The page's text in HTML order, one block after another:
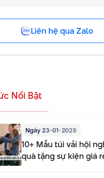
Liên hệ qua Zalo
Nổi Bật
Ngày 23-01-2025
10+ Mẫu túi vải hội
quà tặng sự kiện giá